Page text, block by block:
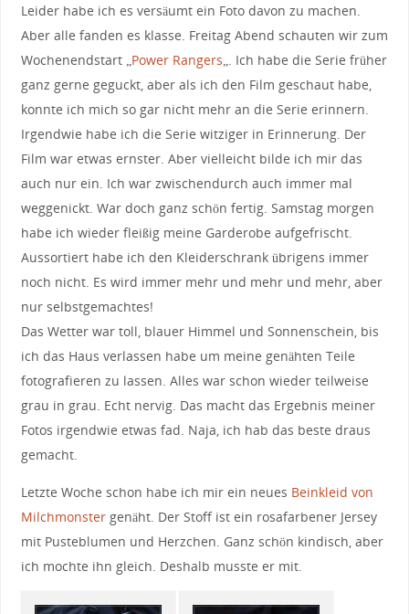
Leider habe ich es versäumt ein Foto davon zu machen.
Aber alle fanden es klasse. Freitag Abend schauten wir zum
Wochenendstart „ Power Rangers „. Ich habe die Serie früher
ganz gerne geguckt, aber als ich den Film geschaut habe,
konnte ich mich so gar nicht mehr an die Serie erinnern.
Irgendwie habe ich die Serie witziger in Erinnerung. Der
Film war etwas ernster. Aber vielleicht bilde ich mir das
auch nur ein. Ich war zwischendurch auch immer mal
weggenickt. War doch ganz schön fertig. Samstag morgen
habe ich wieder fleißig meine Garderobe aufgefrischt.
Aussortiert habe ich den Kleiderschrank übrigens immer
noch nicht. Es wird immer mehr und mehr und mehr, aber
nur selbstgemachtes!
Das Wetter war toll, blauer Himmel und Sonnenschein, bis
ich das Haus verlassen habe um meine genähten Teile
fotografieren zu lassen. Alles war schon wieder teilweise
grau in grau. Echt nervig. Das macht das Ergebnis meiner
Fotos irgendwie etwas fad. Naja, ich hab das beste draus
gemacht.
Letzte Woche schon habe ich mir ein neues Beinkleid von
Milchmonstergenäht. Der Stoff ist ein rosafarbener Jersey
mit Pusteblumen und Herzchen. Ganz schön kindisch, aber
ich mochte ihn gleich. Deshalb musste er mit.